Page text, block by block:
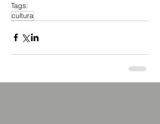
Tags:
cultura